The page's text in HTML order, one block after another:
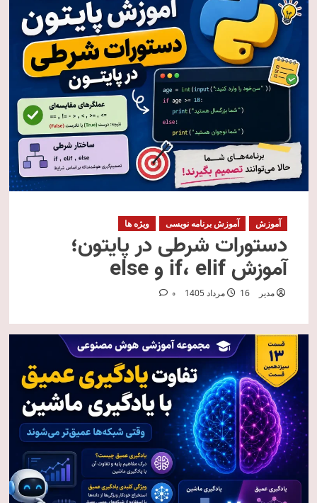
آموزش آموزش برنامه نویسی ویژه ها
دستورات شرطی در پایتون؛
آموزش if، elif و else
مدیر 16 مرداد 1405 0